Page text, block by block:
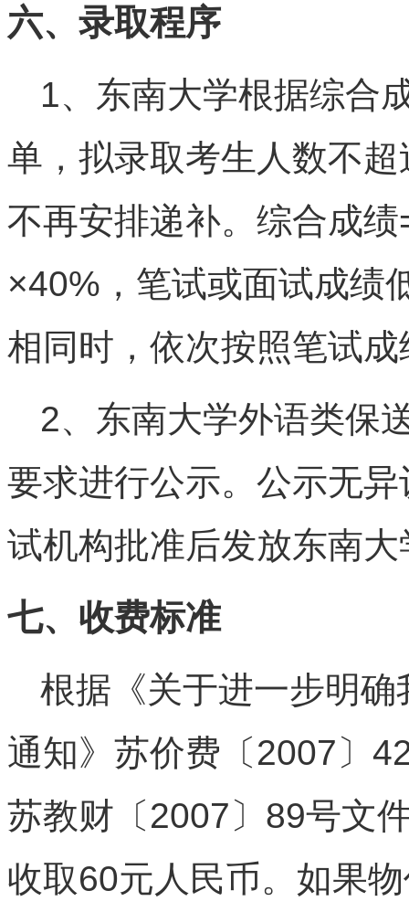
六、录取程序
1、东南大学根据综合
单，拟录取考生人数不
不再安排递补。综合成
×40%，笔试或面试成绩
相同时，依次按照笔试
2、东南大学外语类保
要求进行公示。公示无
试机构批准后发放东南
七、收费标准
根据《关于进一步明
通知》苏价费〔2007〕
苏教财〔2007〕89号文
收取60元人民币。如果